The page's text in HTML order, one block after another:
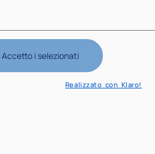
Accetto i selezionati
Realizzato con Klaro!